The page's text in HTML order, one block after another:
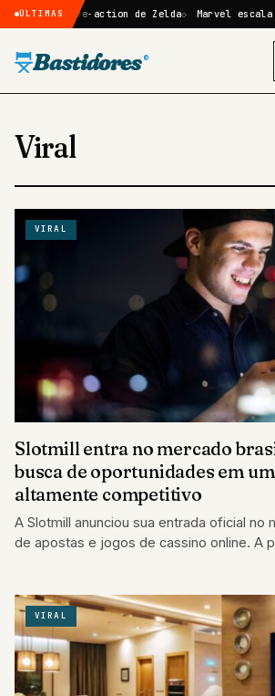
ÚLTIMAS
live-action de Zelda Marvel escala Kit
Bastidores ®
Viral
VIRAL
Slotmill entra no mercado
busca de oportunidades em
altamente competitivo
A Slotmill anunciou sua entrada oficial no
de apostas e jogos de cassino online. A
VIRAL